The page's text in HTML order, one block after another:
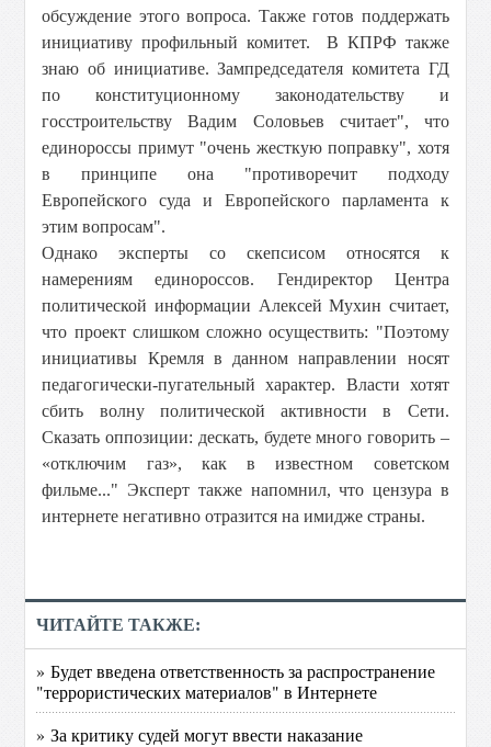
обсуждение этого вопроса. Также готов поддержать
инициативу профильный комитет. В КПРФ также
знаю об инициативе. Зампредседателя комитета ГД
по конституционному законодательству и
госстроительству Вадим Соловьев считает", что
единороссы примут "очень жесткую поправку", хотя
в принципе она "противоречит подходу
Европейского суда и Европейского парламента к
этим вопросам".
Однако эксперты со скепсисом относятся к
намерениям единороссов. Гендиректор Центра
политической информации Алексей Мухин считает,
что проект слишком сложно осуществить: "Поэтому
инициативы Кремля в данном направлении носят
педагогически-пугательный характер. Власти хотят
сбить волну политической активности в Сети.
Сказать оппозиции: дескать, будете много говорить –
«отключим газ», как в известном советском
фильме..." Эксперт также напомнил, что цензура в
интернете негативно отразится на имидже страны.
ЧИТАЙТЕ ТАКЖЕ:
» Будет введена ответственность за распространение
"террористических материалов" в Интернете
» За критику судей могут ввести наказание